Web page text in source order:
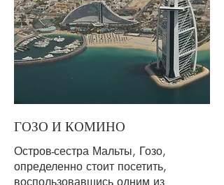
ГОЗО И КОМИНО
Остров-сестра Мальты, Гозо,
определенно стоит посетить,
воспользовавшись одним из